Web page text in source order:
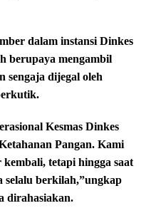
dalam instansi Dinkes
berupaya mengambil
sengaja dijegal oleh
Kesmas Dinkes
Pangan. Kami
tetapi hingga saat
selalu berkilah,”ungkap
dirahasiakan.